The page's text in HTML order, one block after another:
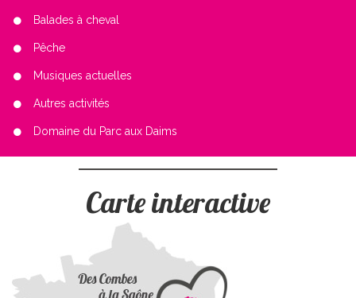
Balades à cheval
Pêche
Musiques actuelles
Autres activités
Domaine du Parc aux Daims
Carte interactive